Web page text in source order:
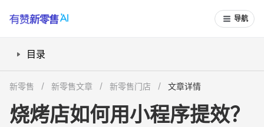
导航
目录
活动推送和锁客玩法怎么操作？
新零售 新零售文章 新零售门店 文章详情
烧烤店如何用小程序提效？